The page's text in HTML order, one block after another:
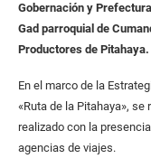
Gobernación y
Gad parroquial de
Productores de Pitahaya.
En el marco de la
«Ruta de la Pitahaya»,
realizado con la
agencias de viajes.